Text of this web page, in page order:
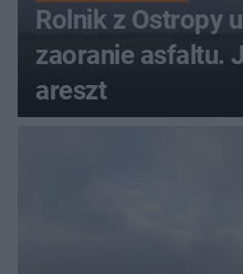
Rolnik z Ostropy
zaoranie asfaltu.
areszt